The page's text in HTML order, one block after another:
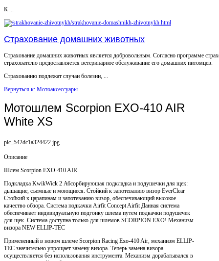
К ...
Страхование домашних животных
Страхование домашних животных является добровольным. Согласно программе
страхователю предоставляется ветеринарное обслуживание его домашних питомцев.
Страхованию подлежат случаи болезни, ...
Вернуться к: Мотоаксессуары
Мотошлем Scorpion EXO-410 AIR
White XS
pic_542dc1a324422.jpg
Описание
Шлем Scorpion EXO-410 AIR
Подкладка KwikWick 2 Абсорбирующая подкладка и подушечки для щек:
дышащие, съемные и моющиеся. Стойкий к запотеванию визор EverClear
Стойкий к царапинам и запотеванию визор, обеспечивающий высокое
качество обзора. Система подкачки Airfit Concept Airfit Данная система
обеспечивает индивидуальную подгонку шлема путем подкачки подушечек
для щек. Система доступна только для шлемов SCORPION EXO! Механизм
визора NEW ELLIP-TEC
Примененный в новом шлеме Scorpion Racing Exo-410 Air, механизм ELLIP-
TEC значительно упрощает замену визора. Теперь замена визора
осуществляется без использования инструмента. Механизм дорабатывался в